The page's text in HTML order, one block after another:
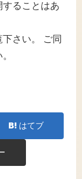
ることはあ
下さい。 ご同
はてブ